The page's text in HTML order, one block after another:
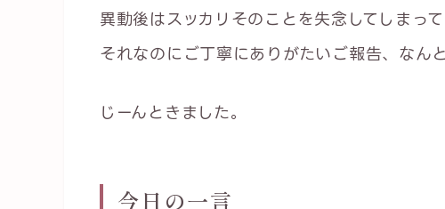
異動後はスッカリそのことを失念してしまって
それなのにご丁寧にありがたいご報告、なん
じーんときました。
今日の一言